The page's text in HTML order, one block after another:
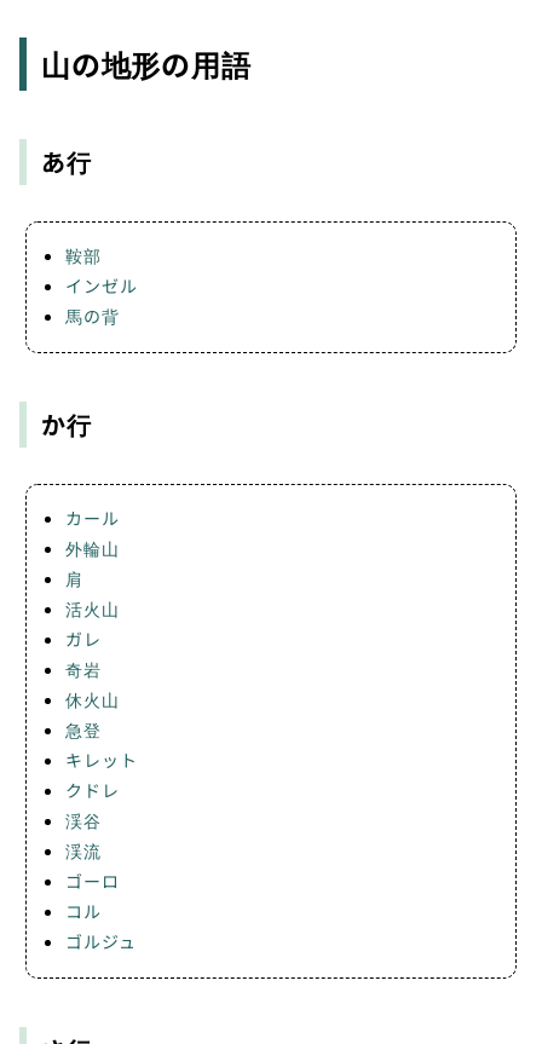
山の地形の用語
あ行
鞍部
インゼル
馬の背
か行
カール
外輪山
肩
活火山
ガレ
奇岩
休火山
急登
キレット
クドレ
渓谷
渓流
ゴーロ
コル
ゴルジュ